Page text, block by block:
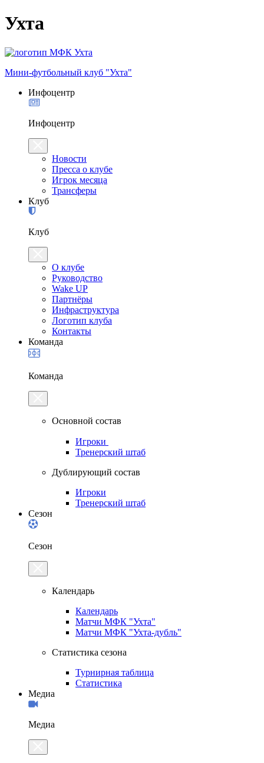
Ухта
Мини-футбольный клуб "Ухта"
Инфоцентр
Инфоцентр
Новости
Пресса о клубе
Игрок месяца
Трансферы
Клуб
Клуб
О клубе
Руководство
Wake UP
Партнёры
Инфраструктура
Логотип клуба
Контакты
Команда
Команда
Основной состав
Игроки
Тренерский штаб
Дублирующий состав
Игроки
Тренерский штаб
Сезон
Сезон
Календарь
Календарь
Матчи МФК "Ухта"
Матчи МФК "Ухта-дубль"
Статистика сезона
Турнирная таблица
Статистика
Медиа
Медиа